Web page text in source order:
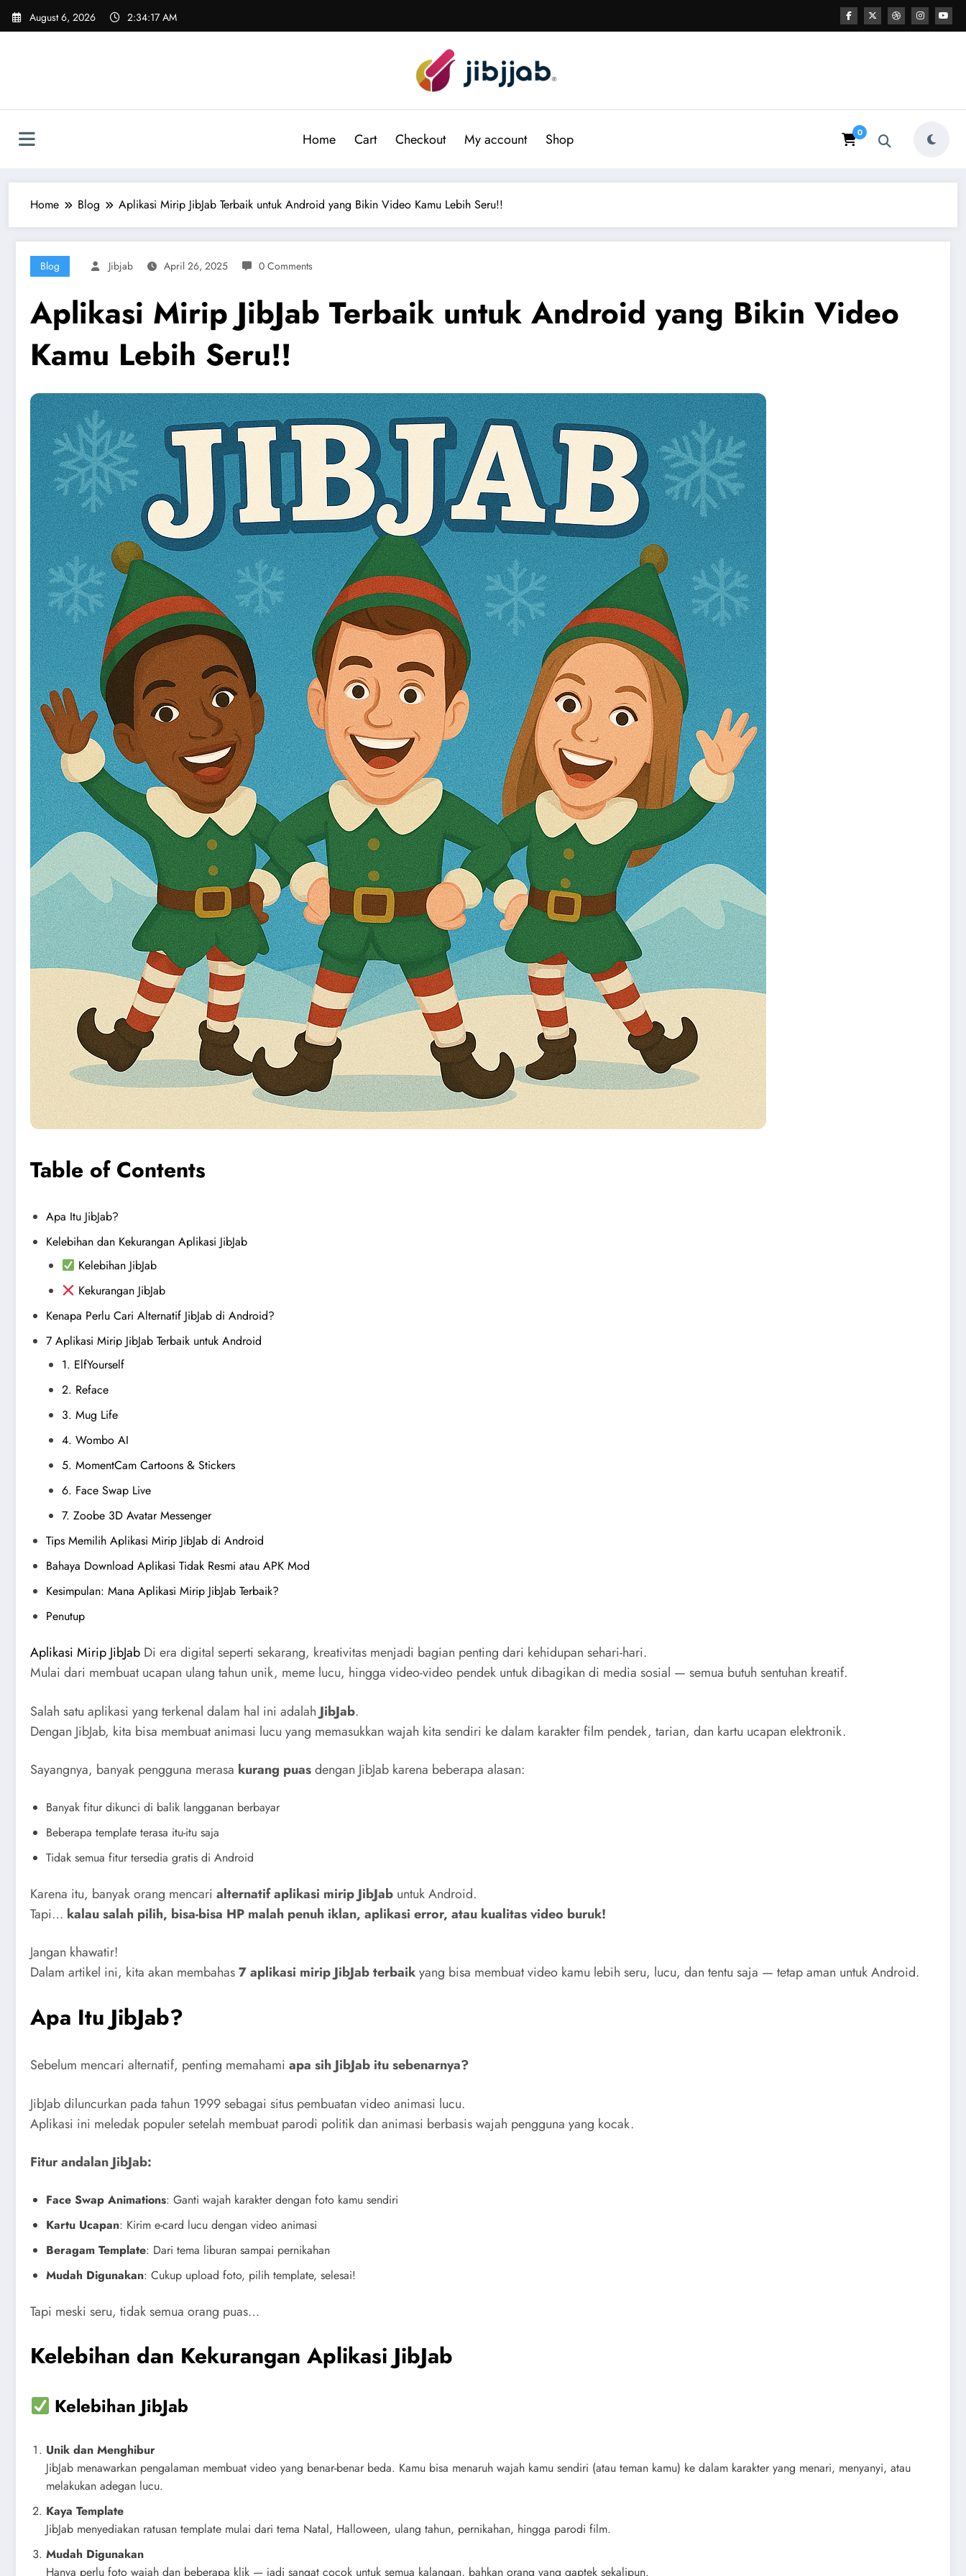
Skip
August 6, 2026 2:34:19 AM
Home Cart Checkout My account Shop 0
Home Blog Aplikasi Mirip JibJab Terbaik untuk Android yang Bikin Video Kamu Lebih Seru!!
Blog Jibjab April 26, 2025 0 Comments
Aplikasi Mirip JibJab Terbaik untuk Android yang Bikin Video
Kamu Lebih Seru!!
Table of Contents
Apa Itu JibJab?
Kelebihan dan Kekurangan Aplikasi JibJab
Kelebihan JibJab
Kekurangan JibJab
Kenapa Perlu Cari Alternatif JibJab di Android?
7 Aplikasi Mirip JibJab Terbaik untuk Android
1. ElfYourself
2. Reface
3. Mug Life
4. Wombo AI
5. MomentCam Cartoons & Stickers
6. Face Swap Live
7. Zoobe 3D Avatar Messenger
Tips Memilih Aplikasi Mirip JibJab di Android
Bahaya Download Aplikasi Tidak Resmi atau APK Mod
Kesimpulan: Mana Aplikasi Mirip JibJab Terbaik?
Penutup
Aplikasi Mirip JibJab Di era digital seperti sekarang, kreativitas menjadi bagian penting dari kehidupan sehari-hari.
Mulai dari membuat ucapan ulang tahun unik, meme lucu, hingga video-video pendek untuk dibagikan di media sosial — semua butuh sentuhan kreatif.
Salah satu aplikasi yang terkenal dalam hal ini adalah JibJab.
Dengan JibJab, kita bisa membuat animasi lucu yang memasukkan wajah kita sendiri ke dalam karakter film pendek, tarian, dan kartu ucapan elektronik.
Sayangnya, banyak pengguna merasa kurang puasdengan JibJab karena beberapa alasan:
Banyak fitur dikunci di balik langganan berbayar
Beberapa template terasa itu-itu saja
Tidak semua fitur tersedia gratis di Android
Karena itu, banyak orang mencari alternatif aplikasi mirip JibJab untuk Android.
Tapi… kalau salah pilih, bisa-bisa HP malah penuh iklan, aplikasi error, atau kualitas video buruk!
Jangan khawatir!
Dalam artikel ini, kita akan membahas7 aplikasi mirip JibJab terbaikyang bisa membuat video kamu lebih seru, lucu, dan tentu saja — tetap aman untuk Android.
Apa Itu JibJab?
Sebelum mencari alternatif, penting memahami apa sih JibJab itu sebenarnya?
JibJab diluncurkan pada tahun 1999 sebagai situs pembuatan video animasi lucu.
Aplikasi ini meledak populer setelah membuat parodi politik dan animasi berbasis wajah pengguna yang kocak.
Fitur andalan JibJab:
Face Swap Animations: Ganti wajah karakter dengan foto kamu sendiri
Kartu Ucapan: Kirim e-card lucu dengan video animasi
Beragam Template: Dari tema liburan sampai pernikahan
Mudah Digunakan: Cukup upload foto, pilih template, selesai!
Tapi meski seru, tidak semua orang puas…
Kelebihan dan Kekurangan Aplikasi JibJab
Kelebihan JibJab
Unik dan Menghibur
JibJab menawarkan pengalaman membuat video yang benar-benar beda. Kamu bisa menaruh wajah kamu sendiri (atau teman kamu) ke dalam karakter yang menari, menyanyi, atau
melakukan adegan lucu.
Kaya Template
JibJab menyediakan ratusan template mulai dari tema Natal, Halloween, ulang tahun, pernikahan, hingga parodi film.
Mudah Digunakan
Hanya perlu foto wajah dan beberapa klik — jadi sangat cocok untuk semua kalangan, bahkan orang yang gaptek sekalipun.